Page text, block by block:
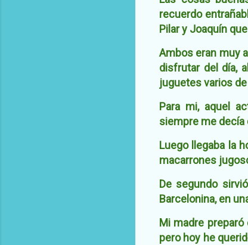
recuerdo
Pilar y Joaquín
Ambos eran muy
disfrutar del día,
juguetes varios
Para mi, aquel
siempre me decía
Luego llegaba la
macarrones
De segundo
Barcelonina, en
Mi madre
pero hoy he